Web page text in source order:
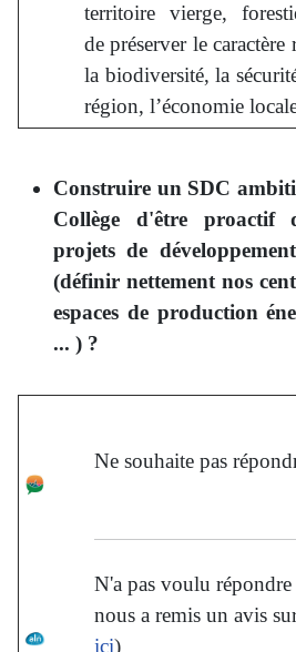
territoire vierge,
de préserver le
la biodiversité, la
région, l’économie
Construire un SDC
Collège d'être proactif
projets de
(définir nettement nos
espaces de production
... ) ?
Ne souhaite pas
N'a pas voulu
nous a remis un avis
ici)